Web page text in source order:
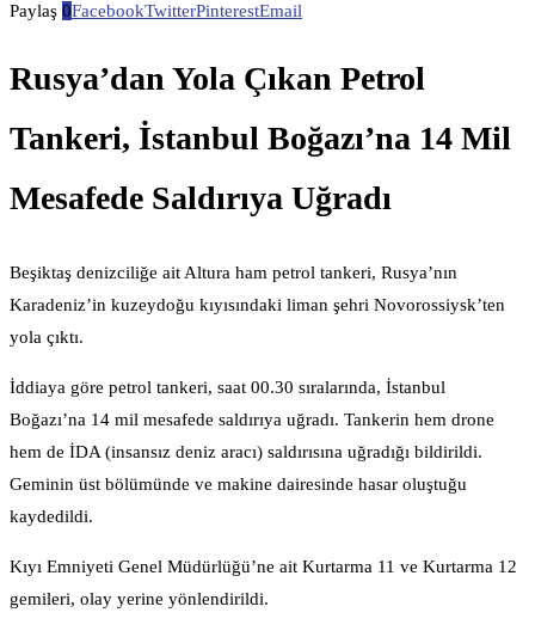
Paylaş 0FacebookTwitterPinterestEmail
Rusya’dan Yola Çıkan Petrol
Tankeri, İstanbul Boğazı’na 14 Mil
Mesafede Saldırıya Uğradı
Beşiktaş denizciliğe ait Altura ham petrol tankeri, Rusya’nın
Karadeniz’in kuzeydoğu kıyısındaki liman şehri Novorossiysk’ten
yola çıktı.
İddiaya göre petrol tankeri, saat 00.30 sıralarında, İstanbul
Boğazı’na 14 mil mesafede saldırıya uğradı. Tankerin hem drone
hem de İDA (insansız deniz aracı) saldırısına uğradığı bildirildi.
Geminin üst bölümünde ve makine dairesinde hasar oluştuğu
kaydedildi.
Kıyı Emniyeti Genel Müdürlüğü’ne ait Kurtarma 11 ve Kurtarma 12
gemileri, olay yerine yönlendirildi.